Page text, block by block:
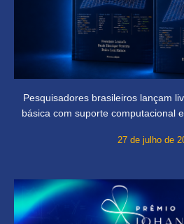
Pesquisadores brasileiros lançam
básica com suporte computacional
27 de julho de